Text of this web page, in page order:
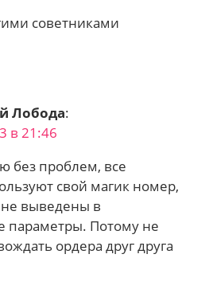
советниками
Лобода:
в 21:46
без проблем, все
свой магик номер,
выведены в
параметры. Потому не
ордера друг друга